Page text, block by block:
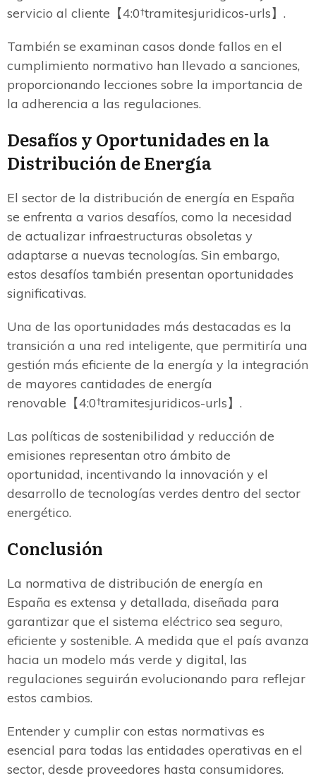
servicio al cliente【4:0†tramitesjuridicos-urls】.
También se examinan casos donde fallos en el
cumplimiento normativo han llevado a sanciones,
proporcionando lecciones sobre la importancia de
la adherencia a las regulaciones.
Desafíos y Oportunidades en la
Distribución de Energía
El sector de la distribución de energía en España
se enfrenta a varios desafíos, como la necesidad
de actualizar infraestructuras obsoletas y
adaptarse a nuevas tecnologías. Sin embargo,
estos desafíos también presentan oportunidades
significativas.
Una de las oportunidades más destacadas es la
transición a una red inteligente, que permitiría una
gestión más eficiente de la energía y la integración
de mayores cantidades de energía
renovable【4:0†tramitesjuridicos-urls】.
Las políticas de sostenibilidad y reducción de
emisiones representan otro ámbito de
oportunidad, incentivando la innovación y el
desarrollo de tecnologías verdes dentro del sector
energético.
Conclusión
La normativa de distribución de energía en
España es extensa y detallada, diseñada para
garantizar que el sistema eléctrico sea seguro,
eficiente y sostenible. A medida que el país avanza
hacia un modelo más verde y digital, las
regulaciones seguirán evolucionando para reflejar
estos cambios.
Entender y cumplir con estas normativas es
esencial para todas las entidades operativas en el
sector, desde proveedores hasta consumidores.